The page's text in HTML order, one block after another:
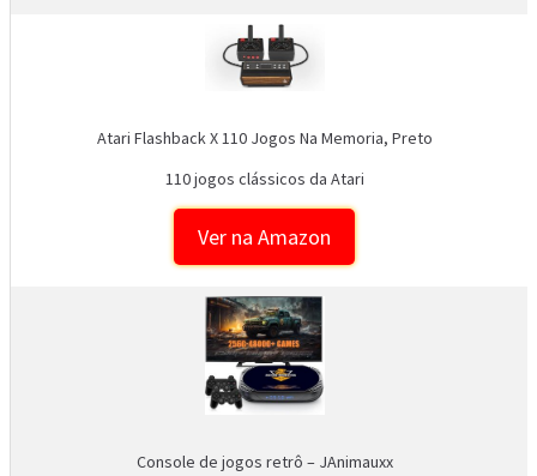
Atari Flashback X 110 Jogos Na Memoria, Preto
110 jogos clássicos da Atari
Ver na Amazon
Console de jogos retrô – JAnimauxx